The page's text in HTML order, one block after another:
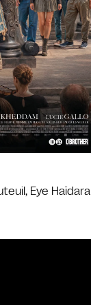
Eye Haïdara